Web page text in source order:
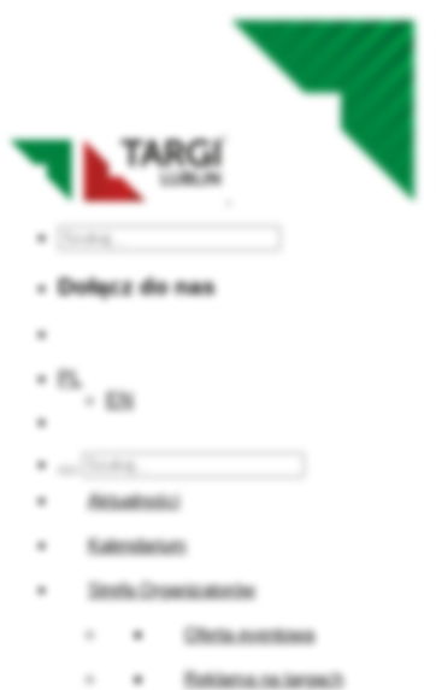
Dołącz do nas
PL
EN
Aktualności
Kalendarium
Strefa Organizatorów
Oferta eventowa
Reklama na targach